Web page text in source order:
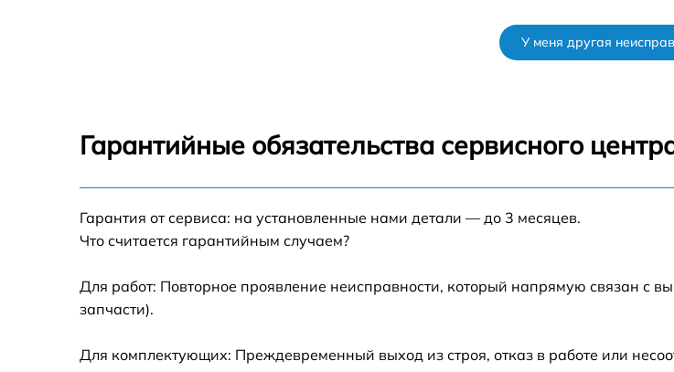
Замена кнопки включения Garmin Instinct 2S
У меня другая
Гарантийные обязательства сервисного
Гарантия от сервиса: на установленные нами детали — до 3 месяцев.
Что считается гарантийным случаем?
Для работ: Повторное проявление неисправности, который напрямую связан с
запчасти).
Для комплектующих: Преждевременный выход из строя, отказ в работе или